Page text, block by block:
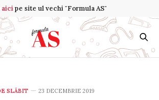
aicipe site ul vechi "Formula AS"
SLĂBIT 23 DECEMBRIE 2019